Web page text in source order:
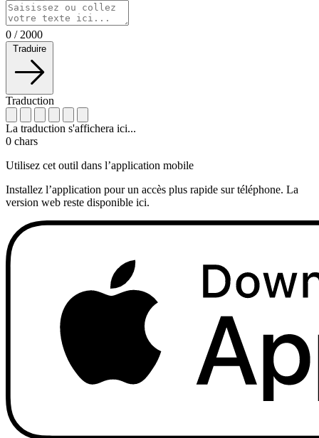
0 / 2000
Traduire
Traduction
La traduction s'affichera ici...
0 chars
Utilisez cet outil dans l’application mobile
Installez l’application pour un accès plus rapide sur téléphone. La
version web reste disponible ici.